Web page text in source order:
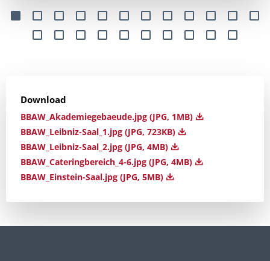
Download
BBAW_Akademiegebaeude.jpg (JPG, 1MB)
BBAW_Leibniz-Saal_1.jpg (JPG, 723KB)
BBAW_Leibniz-Saal_2.jpg (JPG, 4MB)
BBAW_Cateringbereich_4-6.jpg (JPG, 4MB)
BBAW_Einstein-Saal.jpg (JPG, 5MB)